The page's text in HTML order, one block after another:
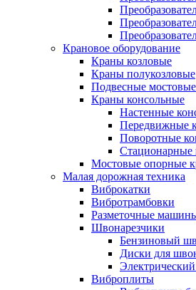
Крановое оборудование
Краны козловые
Краны полукозловые
Подвесные
Краны консольные
Настенные
Передвижные
Поворотные
Стационарные
Мостовые опорные
Малая дорожная техника
Виброкатки
Вибротрамбовки
Разметочные
Швонарезчики
Бензиновый
Диски для
Виброплиты